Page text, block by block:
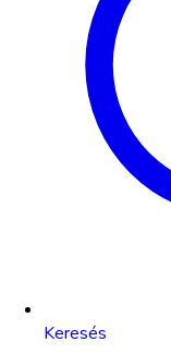
Keresés